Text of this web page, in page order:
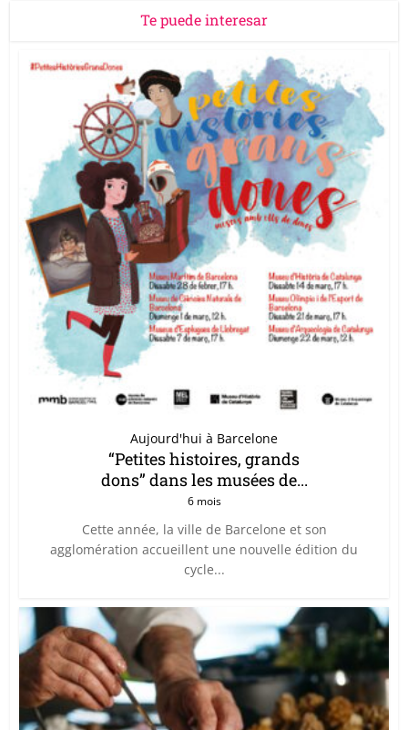
Te puede interesar
Aujourd'hui à Barcelone
“Petites histoires, grands
dons” dans les musées de...
6 mois
Cette année, la ville de Barcelone et son
agglomération accueillent une nouvelle édition du
cycle...